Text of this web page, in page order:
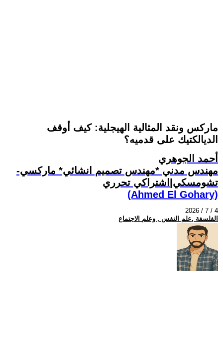
ماركس ونقد المثالية الهيجلية: كيف أوقف
الديالكتيك على قدميه؟
أحمد الجوهري
مهندس مدني *مهندس تصميم انشائي* ماركسي-
تشومسكي|اشتراكي تحرري
(Ahmed El Gohary)
2026 / 7 / 4
الفلسفة ,علم النفس , وعلم الاجتماع